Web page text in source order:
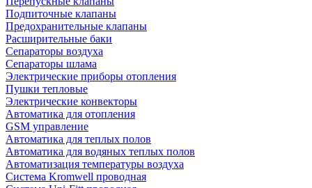
Подпиточные клапаны
Предохранительные клапаны
Расширительные баки
Сепараторы воздуха
Сепараторы шлама
Электрические приборы отопления
Пушки тепловые
Электрические конвекторы
Автоматика для отопления
GSM управление
Автоматика для теплых полов
Автоматика для водяных теплых полов
Автоматизация температуры воздуха
Система Kromwell проводная